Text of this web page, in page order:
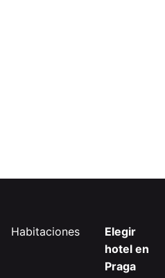
Habitaciones
Elegir
hotel en
Praga